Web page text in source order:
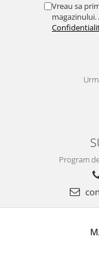
Vreau sa
Program